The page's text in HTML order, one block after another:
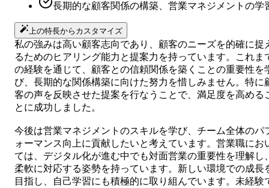
長期的な顧客関係の構築、営業マネジメントの学
上の特長からカスタマイズ
私の強みは高い顧客志向であり、顧客のニーズを的確に捉
るためのヒアリング能力と提案力を持っています。これま
の経験を通じて、顧客との信頼関係を築くことの重要性を
び、長期的な関係構築に向けた努力を惜しみません。特に
客の声を反映させた提案を行なうことで、満足度を高める
とに成功しました。
今後は営業マネジメントのスキルを学び、チーム全体のパ
ォーマンス向上に貢献したいと考えています。営業職にお
ては、デジタル化が進む中でも対面営業の重要性を理解し
柔軟に対応する姿勢を持っています。新しい環境での成長
目指し、自己学習にも積極的に取り組んでいます。未経験